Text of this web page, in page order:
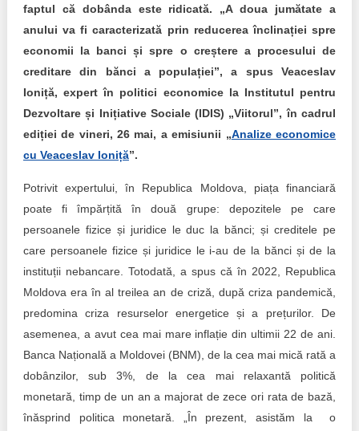
faptul că dobânda este ridicată. „A doua jumătate a
anului va fi caracterizată prin reducerea înclinației spre
economii la banci și spre o creștere a procesului de
creditare din bănci a populației”, a spus Veaceslav
Ioniță, expert în politici economice la Institutul pentru
Dezvoltare și Inițiative Sociale (IDIS) „Viitorul”, în cadrul
ediției de vineri, 26 mai, a emisiunii „Analize economice
cu Veaceslav Ioniță”.
Potrivit expertului, în Republica Moldova, piața financiară
poate fi împărțită în două grupe: depozitele pe care
persoanele fizice și juridice le duc la bănci; și creditele pe
care persoanele fizice și juridice le i-au de la bănci și de la
instituții nebancare. Totodată, a spus că în 2022, Republica
Moldova era în al treilea an de criză, după criza pandemică,
predomina criza resurselor energetice și a prețurilor. De
asemenea, a avut cea mai mare inflație din ultimii 22 de ani.
Banca Națională a Moldovei (BNM), de la cea mai mică rată a
dobânzilor, sub 3%, de la cea mai relaxantă politică
monetară, timp de un an a majorat de zece ori rata de bază,
înăsprind politica monetară. „În prezent, asistăm la o